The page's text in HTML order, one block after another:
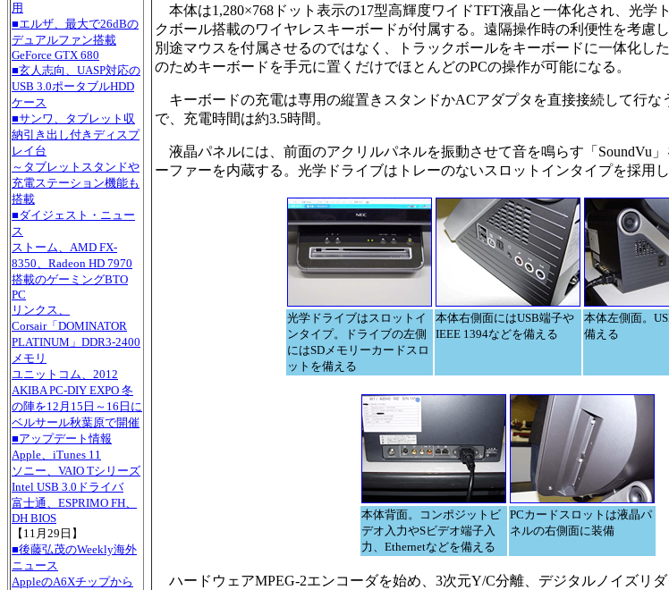
用
■エルザ、最大で26dBの
デュアルファン搭載
GeForce GTX 680
■玄人志向、UASP対応の
USB 3.0ポータブルHDD
ケース
■サンワ、タブレット収
納引き出し付きディスプ
レイ台
～タブレットスタンドや
充電ステーション機能も
搭載
■ダイジェスト・ニュー
ス
ストーム、AMD FX-
8350、Radeon HD 7970
搭載のゲーミングBTO
PC
リンクス、
Corsair「DOMINATOR
PLATINUM」DDR3-2400
メモリ
ユニットコム、2012
AKIBA PC-DIY EXPO 冬
の陣を12月15日～16日に
ベルサール秋葉原で開催
■アップデート情報
Apple、iTunes 11
ソニー、VAIO Tシリーズ
Intel USB 3.0ドライバ
富士通、ESPRIMO FH、
DH BIOS
【11月29日】
■後藤弘茂のWeekly海外
ニュース
AppleのA6Xチップから
本体は1,280×768ドット表示の17型高輝度ワイドTFT液晶と一体化され、光学
クボール搭載のワイヤレスキーボードが付属する。遠隔操作時の利便性を考慮し
別途マウスを付属させるのではなく、トラックボールをキーボードに一体化し
のためキーボードを手元に置くだけでほとんどのPCの操作が可能になる。
キーボードの充電は専用の縦置きスタンドかACアダプタを直接接続して行な
で、充電時間は約3.5時間。
液晶パネルには、前面のアクリルパネルを振動させて音を鳴らす「SoundVu
ーファーを内蔵する。光学ドライブはトレーのないスロットインタイプを採用し
光学ドライブはスロットイ
ンタイプ。ドライブの左側
にはSDメモリーカードスロ
ットを備える
本体右側面にはUSB端子や
IEEE 1394などを備える
本体左側面。
備える
本体背面。コンポジットビ
デオ入力やSビデオ端子入
力、Ethernetなどを備える
PCカードスロットは液晶パ
ネルの右側面に装備
ハードウェアMPEG-2エンコーダを始め、3次元Y/C分離、デジタルノイズリ